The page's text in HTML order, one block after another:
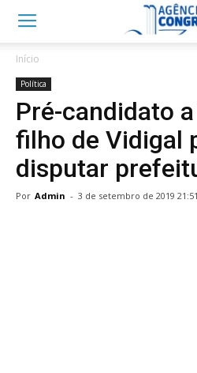
Início
Política
Pré-candidato
filho de Vidigal
disputar
Por Admin - 3 de setembro de 2019 21:51